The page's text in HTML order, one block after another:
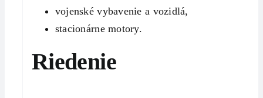
vojenské vybavenie a vozidlá,
stacionárne motory.
Riedenie